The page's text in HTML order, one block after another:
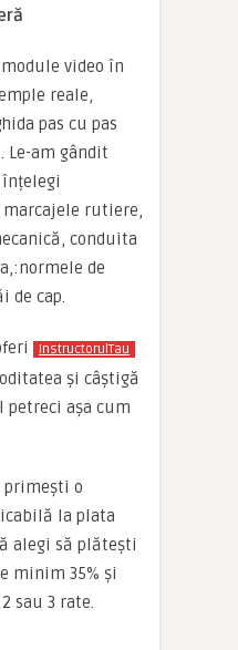
video în
reale,
pas cu pas
am gândit
rutiere,
conduita
de
cap.
InstructorulTau
și câștigă
petreci așa cum
primești o
la plata
alegi să plătești
minim 35% și
sau 3 rate.